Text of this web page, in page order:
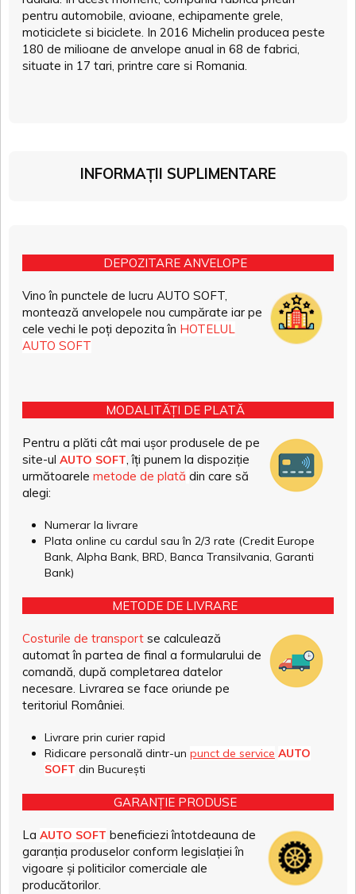
pentru automobile, avioane, echipamente grele,
moticiclete si biciclete. In 2016 Michelin producea peste
180 de milioane de anvelope anual in 68 de fabrici,
situate in 17 tari, printre care si Romania.
INFORMAȚII SUPLIMENTARE
DEPOZITARE ANVELOPE
Vino în punctele de lucru AUTO SOFT,
montează anvelopele nou cumpărate iar pe
cele vechi le poți depozita în HOTELUL
AUTO SOFT
MODALITĂȚI DE PLATĂ
Pentru a plăti cât mai ușor produsele de pe
site-ul AUTO SOFT, îți punem la dispoziție
următoarele metode de plată din care să
alegi:
Numerar la livrare
Plata online cu cardul sau în 2/3 rate (Credit Europe
Bank, Alpha Bank, BRD, Banca Transilvania, Garanti
Bank)
METODE DE LIVRARE
Costurile de transport se calculează
automat în partea de final a formularului de
comandă, după completarea datelor
necesare. Livrarea se face oriunde pe
teritoriul României.
Livrare prin curier rapid
Ridicare personală dintr-un punct de service AUTO
SOFT din București
GARANȚIE PRODUSE
La AUTO SOFT beneficiezi întotdeauna de
garanția produselor conform legislației în
vigoare și politicilor comerciale ale
producătorilor.